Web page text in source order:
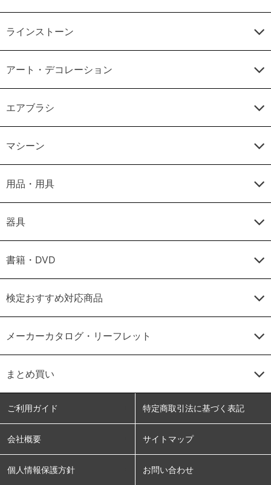
ラインストーン
アート・デコレーション
エアブラシ
マシーン
用品・用具
器具
書籍・DVD
検定おすすめ対応商品
メーカーカタログ・リーフレット
まとめ買い
ご利用ガイド 特定商取引法に基づく表記
会社概要 サイトマップ
個人情報保護方針 お問い合わせ